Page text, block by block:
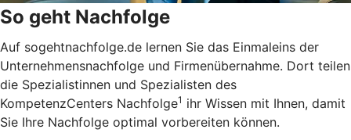
So geht Nachfolge
Auf sogehtnachfolge.de lernen Sie das Einmaleins der
Unternehmensnachfolge und Firmenübernahme. Dort teilen
die Spezialistinnen und Spezialisten des
KompetenzCenters Nachfolge1 ihr Wissen mit Ihnen, damit
Sie Ihre Nachfolge optimal vorbereiten können.